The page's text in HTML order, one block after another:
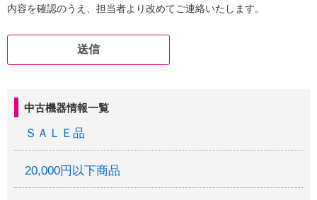
中古機器情報一覧
ＳＡＬＥ品
20,000円以下商品
内容を確認のうえ、担当者より改めてご連絡いたします。